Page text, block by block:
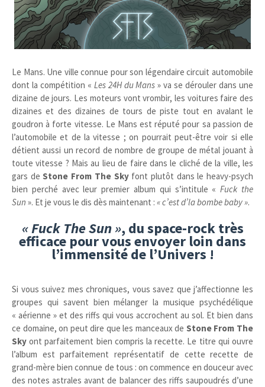
Le Mans. Une ville connue pour son légendaire circuit automobile
dont la compétition « Les 24H du Mans» va se dérouler dans une
dizaine de jours. Les moteurs vont vrombir, les voitures faire des
dizaines et des dizaines de tours de piste tout en avalant le
goudron à forte vitesse. Le Mans est réputé pour sa passion de
l’automobile et de la vitesse ; on pourrait peut-être voir si elle
détient aussi un record de nombre de groupe de métal jouant à
toute vitesse ? Mais au lieu de faire dans le cliché de la ville, les
gars de Stone From The Skyfont plutôt dans le heavy-psych
bien perché avec leur premier album qui s’intitule «Fuck the
Sun ». Et je vous le dis dès maintenant : «c’est d’la bombe baby ».
« Fuck The Sun », du space-rock très
efficace pour vous envoyer loin dans
l’immensité de l’Univers !
Si vous suivez mes chroniques, vous savez que j’affectionne les
groupes qui savent bien mélanger la musique psychédélique
« aérienne » et des riffs qui vous accrochent au sol. Et bien dans
ce domaine, on peut dire que les manceaux de Stone From The
Sky ont parfaitement bien compris la recette. Le titre qui ouvre
l’album est parfaitement représentatif de cette recette de
grand-mère bien connue de tous : on commence en douceur avec
des notes astrales avant de balancer des riffs saupoudrés d’une